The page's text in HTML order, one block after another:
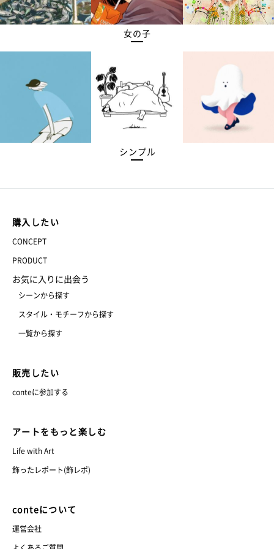
女の子
シンプル
購入したい
CONCEPT
PRODUCT
お気に入りに出会う
シーンから探す
スタイル・モチーフから探す
一覧から探す
販売したい
conteに参加する
アートをもっと楽しむ
Life with Art
飾ったレポート(飾レポ)
conteについて
運営会社